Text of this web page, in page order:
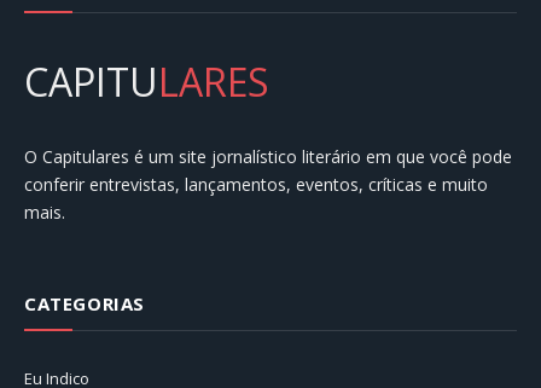
CAPITULARES
O Capitulares é um site jornalístico literário em que você pode
conferir entrevistas, lançamentos, eventos, críticas e muito
mais.
CATEGORIAS
Eu Indico